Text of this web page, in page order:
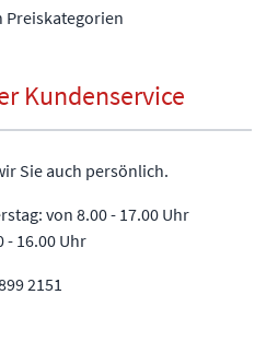
Preiskategorien
Kundenservice
Sie auch persönlich.
von 8.00 - 17.00 Uhr
- 16.00 Uhr
2151